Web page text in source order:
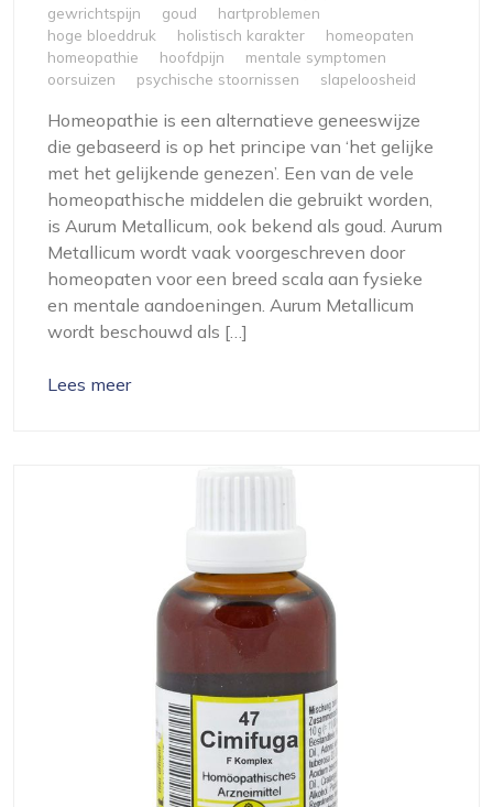
gewrichtspijn
goud
hartproblemen
hoge bloeddruk
holistisch karakter
homeopaten
homeopathie
hoofdpijn
mentale symptomen
oorsuizen
psychische stoornissen slapeloosheid
Homeopathie is een alternatieve geneeswijze
die gebaseerd is op het principe van ‘het gelijke
met het gelijkende genezen’. Een van de vele
homeopathische middelen die gebruikt worden,
is Aurum Metallicum, ook bekend als goud. Aurum
Metallicum wordt vaak voorgeschreven door
homeopaten voor een breed scala aan fysieke
en mentale aandoeningen. Aurum Metallicum
wordt beschouwd als […]
Lees meer